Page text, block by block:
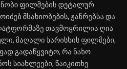
ფილმების დეტალურ
მსახიობების, ჟანრებსა და
თავმოყრილია ღია
მაღალი ხარისხის ფილმები,
გადაწყვიტო, რა ნახო
სიახლეები, წაიკითხე